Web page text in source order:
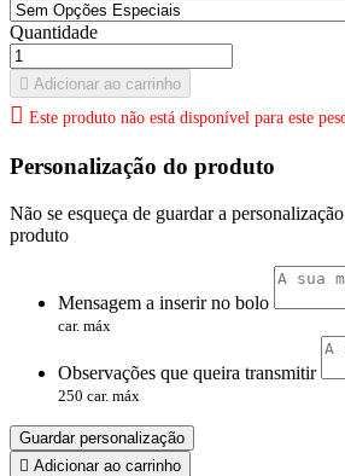
Quantidade
 Adicionar ao carrinho
 Este produto não está disponível para este
Personalização do produto
Não se esqueça de guardar a
produto
Mensagem a inserir no bolo
car. máx
Observações que queira transmitir
250 car. máx
Guardar personalização
 Adicionar ao carrinho